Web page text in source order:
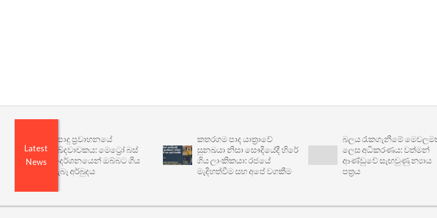
Latest
News
පොදු ප්‍රවාහනයේ
ඛේදවාචකය: මෙට්‍රෝ බස්
සංදර්ශනයෙන් ඔබ්බට ගිය
සැබෑ අර්බුදය
කතරගම පාද යාත්‍රාවේ
සුනඛයා නිසා සෞදියේදී හිරේ
ගිය ලාංකිකයා: රජයේ
මැදිහත්වීම සහ අපේ වගකීම
බලය රැකගැනීමේ මෙවලමක්
ලෙස අධිකරණය: වත්මන්
ආණ්ඩුවේ සැඟවුණු න්‍යාය